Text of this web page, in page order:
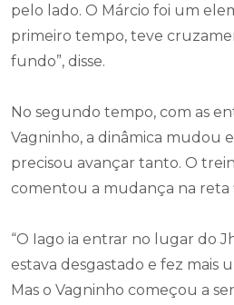
pelo lado. O Márcio foi um
primeiro tempo, teve
fundo”, disse.
No segundo tempo, com as
Vagninho, a dinâmica mudou
precisou avançar tanto. O
comentou a mudança na reta
“O Iago ia entrar no lugar do
estava desgastado e fez mais
Mas o Vagninho começou a